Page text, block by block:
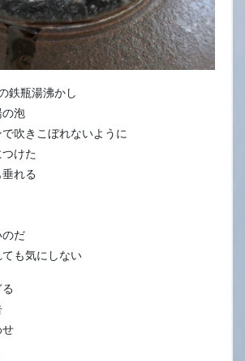
鉄瓶湯沸かし
泡
吹きこぼれないように
けた
れる
だ
も気にしない